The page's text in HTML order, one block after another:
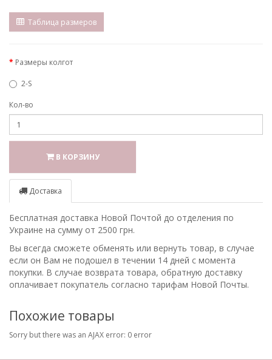
Таблица размеров
Размеры колгот
2-S
Кол-во
В КОРЗИНУ
Доставка
Бесплатная доставка Новой Почтой до отделения по
Украине на сумму от 2500 грн.
Вы всегда сможете обменять или вернуть товар, в случае
если он Вам не подошел в течении 14 дней с момента
покупки. В случае возврата товара, обратную доставку
оплачивает покупатель согласно тарифам Новой Почты.
Похожие товары
Sorry but there was an AJAX error: 0 error